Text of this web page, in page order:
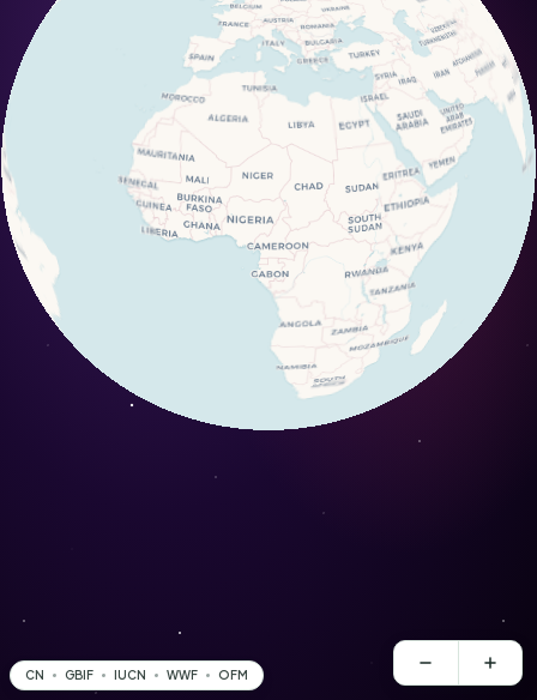
CN GBIF IUCN WWF OFM